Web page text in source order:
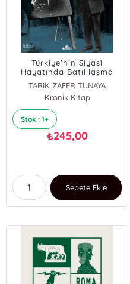
Türkiye'nin Siyasî
Hayatında Batılılaşma
TARIK ZAFER TUNAYA
Kronik Kitap
Stok : 1+
₺245,00
Sepete Ekle